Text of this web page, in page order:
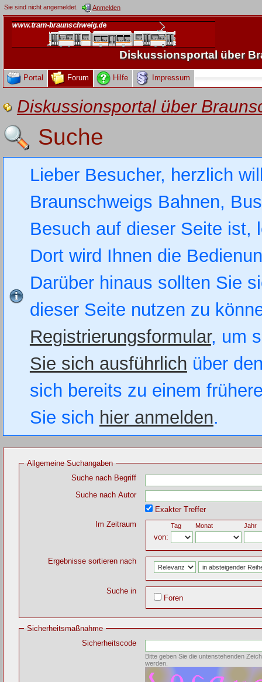
Sie sind nicht angemeldet. Anmelden
Diskussionsportal über
Portal Forum Hilfe Impressum
Diskussionsportal über
Suche
Lieber Besucher, herzlich
Braunschweigs Bahnen,
Besuch auf dieser Seite
Dort wird Ihnen die
Darüber hinaus sollten Sie
dieser Seite nutzen zu
Registrierungsformular, um
Sie sich ausführlich über
sich bereits zu einem
Sie sich hier anmelden.
Allgemeine Suchangaben
Suche nach Begriff
Suche nach Autor
Exakter Treffer
Im Zeitraum
von:
Tag Monat Jahr
Ergebnisse sortieren nach
Suche in
Foren
Sicherheitsmaßnahme
Sicherheitscode
Bitte geben Sie die untenstehenden
werden.